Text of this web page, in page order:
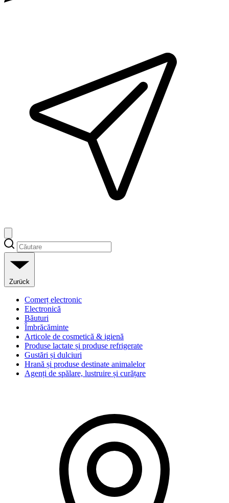
Zurück
Comerț electronic
Electronică
Băuturi
Îmbrăcăminte
Articole de cosmetică & igienă
Produse lactate și produse refrigerate
Gustări și dulciuri
Hrană și produse destinate animalelor
Agenți de spălare, lustruire și curățare